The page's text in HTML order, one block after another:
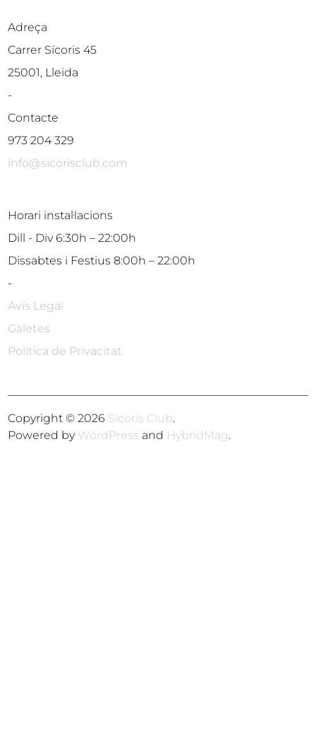
Adreça
Carrer Sícoris 45
25001, Lleida
-
Contacte
973 204 329
info@sicorisclub.com
Horari instal·lacions
Dill - Div 6:30h – 22:00h
Dissabtes i Festius 8:00h – 22:00h
-
Avís Lega
Galetes
Política de Privacitat
Copyright © 2026 Sícoris Club.
Powered by WordPress and HybridMag.